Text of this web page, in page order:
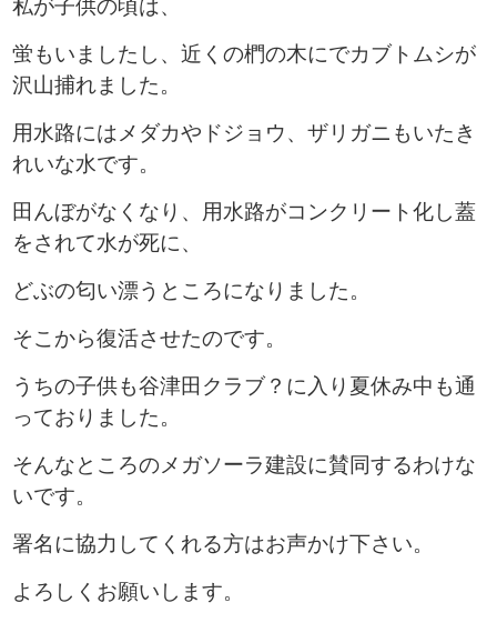
私が子供の頃は、
蛍もいましたし、近くの椚の木にでカブトムシが
沢山捕れました。
用水路にはメダカやドジョウ、ザリガニもいたき
れいな水です。
田んぼがなくなり、用水路がコンクリート化し蓋
をされて水が死に、
どぶの匂い漂うところになりました。
そこから復活させたのです。
うちの子供も谷津田クラブ？に入り夏休み中も通
っておりました。
そんなところのメガソーラ建設に賛同するわけな
いです。
署名に協力してくれる方はお声かけ下さい。
よろしくお願いします。